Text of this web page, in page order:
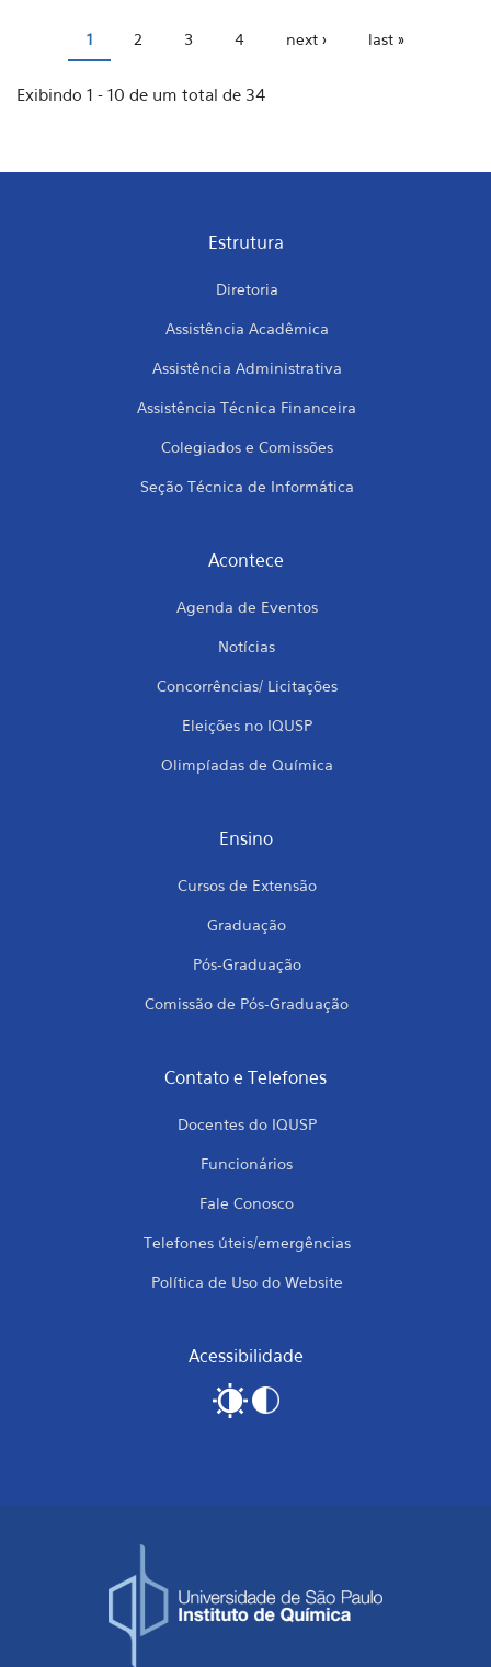
Pages
1 2 3 4 next › last »
Exibindo 1 - 10 de um total de 34
Estrutura
Diretoria
Assistência Acadêmica
Assistência Administrativa
Assistência Técnica Financeira
Colegiados e Comissões
Seção Técnica de Informática
Acontece
Agenda de Eventos
Notícias
Concorrências/ Licitações
Eleições no IQUSP
Olimpíadas de Química
Ensino
Cursos de Extensão
Graduação
Pós-Graduação
Comissão de Pós-Graduação
Contato e Telefones
Docentes do IQUSP
Funcionários
Fale Conosco
Telefones úteis/emergências
Política de Uso do Website
Acessibilidade